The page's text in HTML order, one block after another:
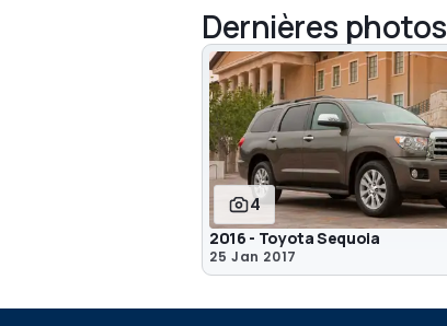
Dernières photos
4
2016 - Toyota Sequoia
25 Jan 2017